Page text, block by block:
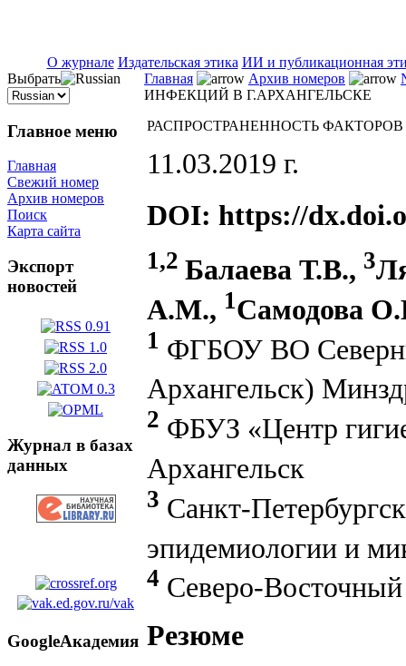
О журнале Издательская этика ИИ и публикационная
Выбрать
Главное меню
Главная
Свежий номер
Архив номеров
Поиск
Карта сайта
Экспорт
новостей
Журнал в базах
данных
GoogleАкадемия
Главная Архив номеров
ИНФЕКЦИЙ В Г.АРХАНГЕЛЬСКЕ
РАСПРОСТРАНЕННОСТЬ
11.03.2019 г.
DOI: https://
1,2 Балаева Т.В., 3
А.М., 1Самодова
1 ФГБОУ ВО
Архангельск)
2 ФБУЗ «Центр
Архангельск
3 Санкт-
эпидемиологии и
4 Северо-
Резюме